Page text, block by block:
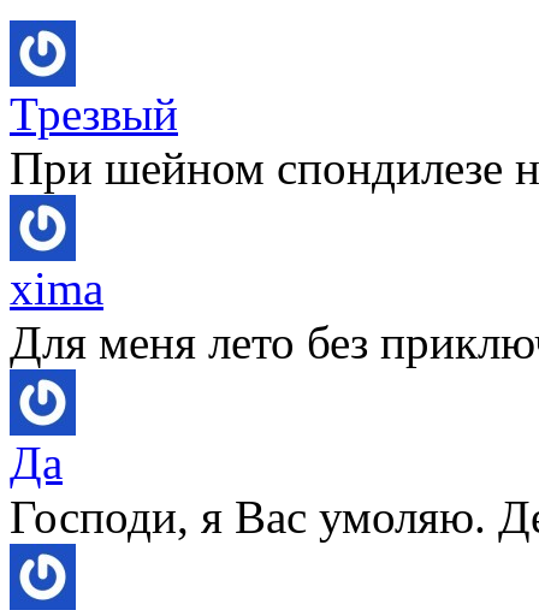
Трезвый
При шейном спондилезе
xima
Для меня лето без
Да
Господи, я Вас умоляю.